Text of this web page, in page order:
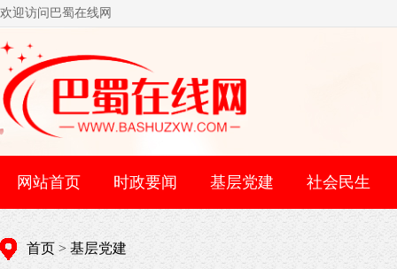
欢迎访问巴蜀在线网
网站首页 时政要闻 基层党建 社会民生
首页 > 基层党建